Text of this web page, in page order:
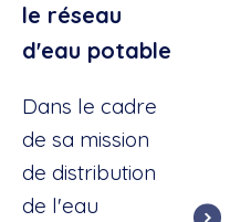
le réseau
d'eau potable
Dans le cadre
de sa mission
de distribution
de l'eau